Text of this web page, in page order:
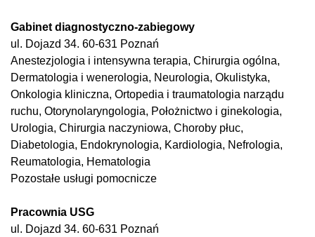
Gabinet diagnostyczno-zabiegowy
ul. Dojazd 34. 60-631 Poznań
Anestezjologia i intensywna terapia, Chirurgia ogólna,
Dermatologia i wenerologia, Neurologia, Okulistyka,
Onkologia kliniczna, Ortopedia i traumatologia narządu
ruchu, Otorynolaryngologia, Położnictwo i ginekologia,
Urologia, Chirurgia naczyniowa, Choroby płuc,
Diabetologia, Endokrynologia, Kardiologia, Nefrologia,
Reumatologia, Hematologia
Pozostałe usługi pomocnicze
Pracownia USG
ul. Dojazd 34. 60-631 Poznań